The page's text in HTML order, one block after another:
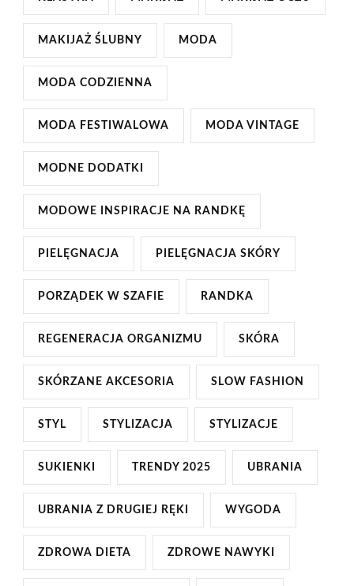
MAKIJAŻ ŚLUBNY MODA
MODA CODZIENNA
MODA FESTIWALOWA MODA VINTAGE
MODNE DODATKI
MODOWE INSPIRACJE NA RANDKĘ
PIELĘGNACJA PIELĘGNACJA SKÓRY
PORZĄDEK W SZAFIE RANDKA
REGENERACJA ORGANIZMU SKÓRA
SKÓRZANE AKCESORIA SLOW FASHION
STYL STYLIZACJA STYLIZACJE
SUKIENKI TRENDY 2025 UBRANIA
UBRANIA Z DRUGIEJ RĘKI WYGODA
ZDROWA DIETA ZDROWE NAWYKI